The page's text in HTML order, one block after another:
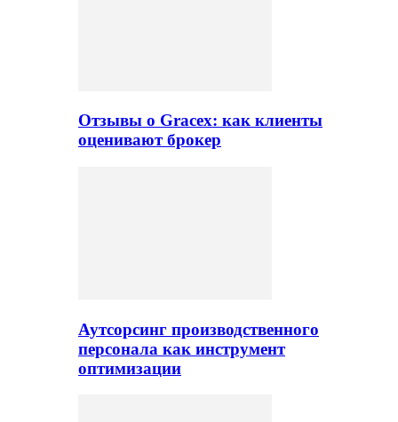
Отзывы о Gracex: как клиенты
оценивают брокер
Аутсорсинг производственного
персонала как инструмент
оптимизации